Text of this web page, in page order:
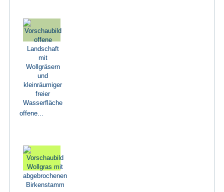
offene...